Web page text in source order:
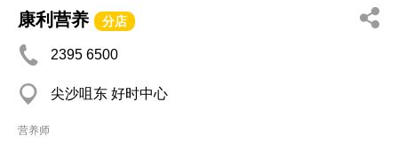
康利营养 分店
2395 6500
尖沙咀东 好时中心
营养师